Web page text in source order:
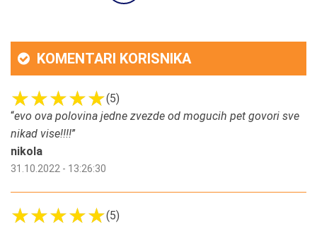
KOMENTARI KORISNIKA
(5)
“evo ova polovina jedne zvezde od mogucih pet govori sve
nikad vise!!!!”
nikola
31.10.2022 - 13:26:30
(5)